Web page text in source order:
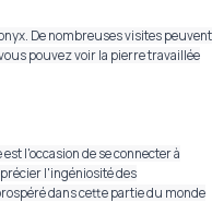
De nombreuses visites peuvent
pouvez voir la pierre travaillée
l'occasion de se connecter à
l'ingéniosité des
dans cette partie du monde